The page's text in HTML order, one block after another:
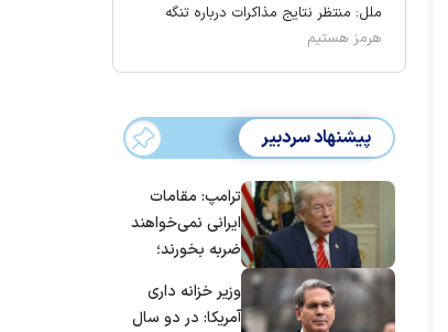
ملل: منتظر نتایج مذاکرات درباره تنگه
هرمز هستیم
پیشنهاد سردبیر
ترامپ: مقامات
ایرانی نمی‌خواهند
ضربه بخورند؛
توافق برسند
وزیر خزانه داری
آمریکا: در دو سال